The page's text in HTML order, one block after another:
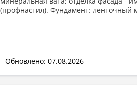
(профнастил). Фундамент: ленточный
Обновлено: 07.08.2026